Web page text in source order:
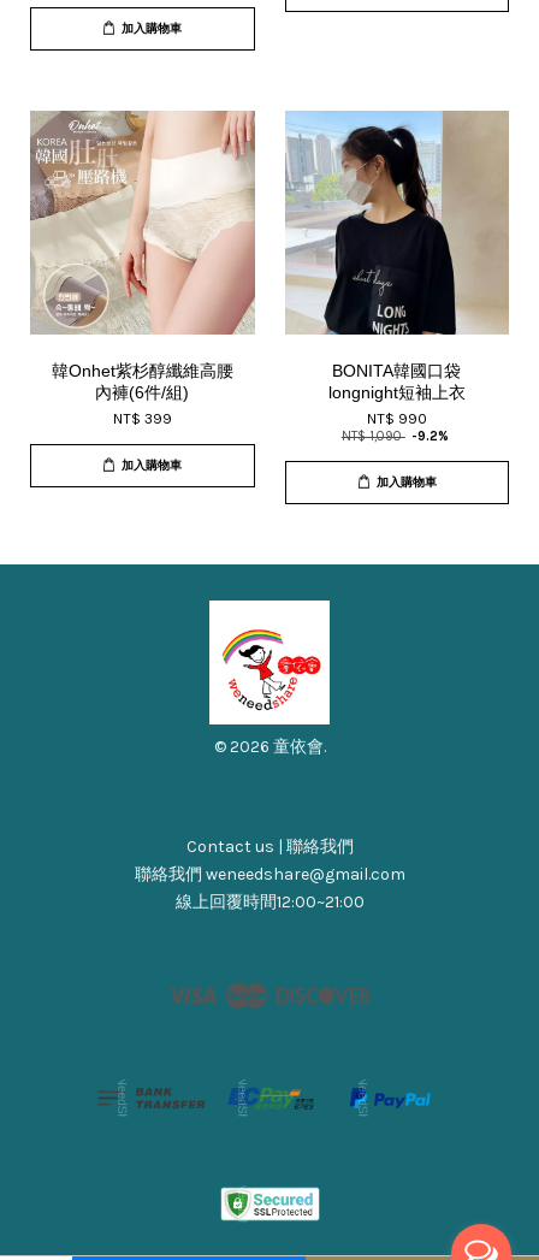
加入購物車
韓Onhet紫杉醇纖維高腰
內褲(6件/組)
NT$ 399
加入購物車
BONITA韓國口袋
longnight短袖上衣
NT$ 990
NT$ 1,090 -9.2%
加入購物車
© 2026 童依會.
Contact us | 聯絡我們
聯絡我們 weneedshare@gmail.com
線上回覆時間12:00~21:00
Visa Master